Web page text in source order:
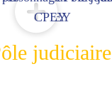
judiciaire